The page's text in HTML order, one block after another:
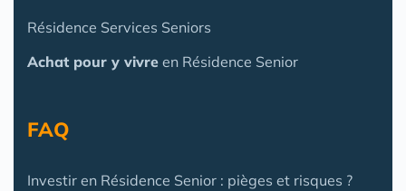
Résidence Services Seniors
Achat pour y vivre en Résidence Senior
FAQ
Investir en Résidence Senior : pièges et risques ?